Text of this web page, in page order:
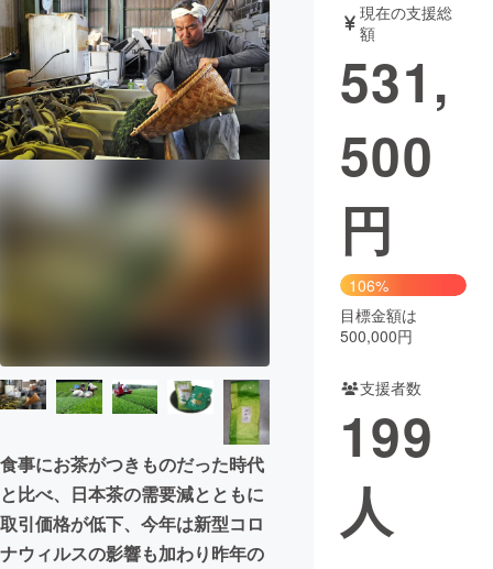
テクノロジー・ガジェット
映像・映画 書籍・雑誌
チャレンジ
CAMPFIRE Creation
CAMPFIREふるさと納税
コミュニティ
食事にお茶がつきものだった時代
と比べ、日本茶の需要減とともに
取引価格が低下、今年は新型コロ
ナウィルスの影響も加わり昨年の
現在の支援総
額
531,
500
円
106%
目標金額は
500,000円
支援者数
199
人